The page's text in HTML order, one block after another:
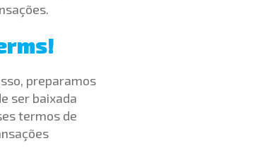
preparamos
ser baixada
termos de